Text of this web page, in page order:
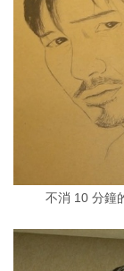
不消 10 分鐘